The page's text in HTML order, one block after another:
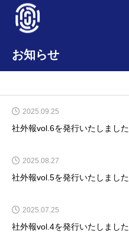
お知らせ
2025.09.25
社外報vol.6を発行いたしました
2025.08.27
社外報vol.5を発行いたしました
2025.07.25
社外報vol.4を発行いたしました